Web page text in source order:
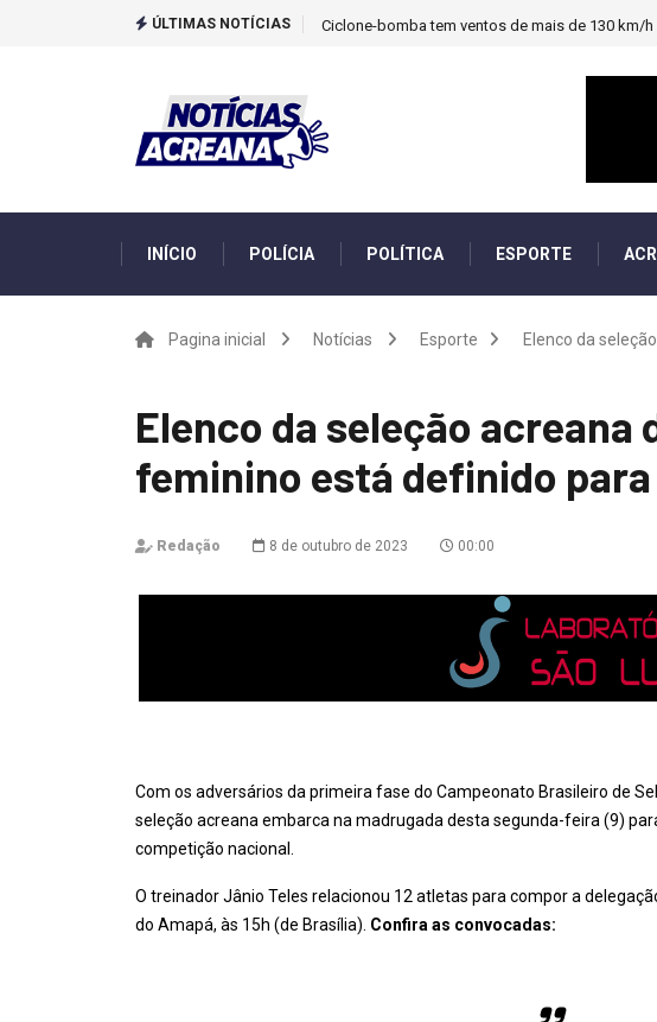
ÚLTIMAS NOTÍCIAS Ciclone-bomba tem ventos de mais de 130 km/
INÍCIO POLÍCIA POLÍTICA ESPORTE
Pagina inicial Notícias Esporte Elenco da
Elenco da seleção acreana
feminino está definido
Redação 8 de outubro de 2023 00:00
Com os adversários da primeira fase do Campeonato Brasileiro de
seleção acreana embarca na madrugada desta segunda-feira (9)
competição nacional.
O treinador Jânio Teles relacionou 12 atletas para compor a
do Amapá, às 15h (de Brasília). Confira as convocadas: